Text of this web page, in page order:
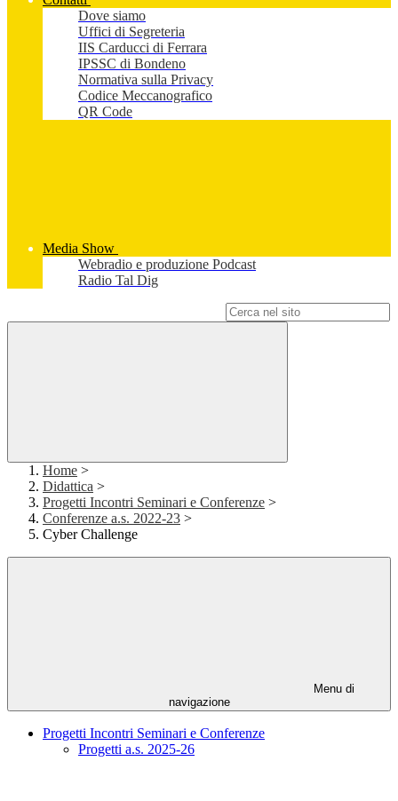
Dove siamo
Uffici di Segreteria
IIS Carducci di Ferrara
IPSSC di Bondeno
Normativa sulla Privacy
Codice Meccanografico
QR Code
Media Show
Webradio e produzione Podcast
Radio Tal Dig
Home >
Didattica >
Progetti Incontri Seminari e Conferenze >
Conferenze a.s. 2022-23 >
Cyber Challenge
Menu di
navigazione
Progetti Incontri Seminari e Conferenze
Progetti a.s. 2025-26